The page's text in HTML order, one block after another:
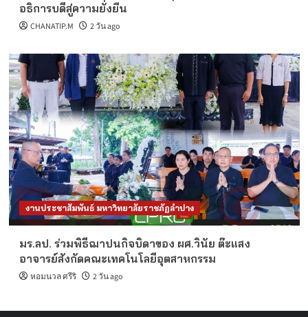
อธิการบดีสู่ความยั่งยืน
CHANATIP.M 2 วัน ago
งานประชาสัมพันธ์ มหาวิทยาลัยราชภัฏลำปาง
มร.ลป. ร่วมพิธีฌาปนกิจบิดาของ ผศ.วินัย ต๊ะแสง
อาจารย์สังกัดคณะเทคโนโลยีอุตสาหกรรม
หอมนวล ศรีริ 2 วัน ago